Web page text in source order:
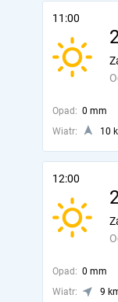
11:00
Opad: 0 mm
Wiatr:
10
12:00
Opad: 0 mm
Wiatr:
9